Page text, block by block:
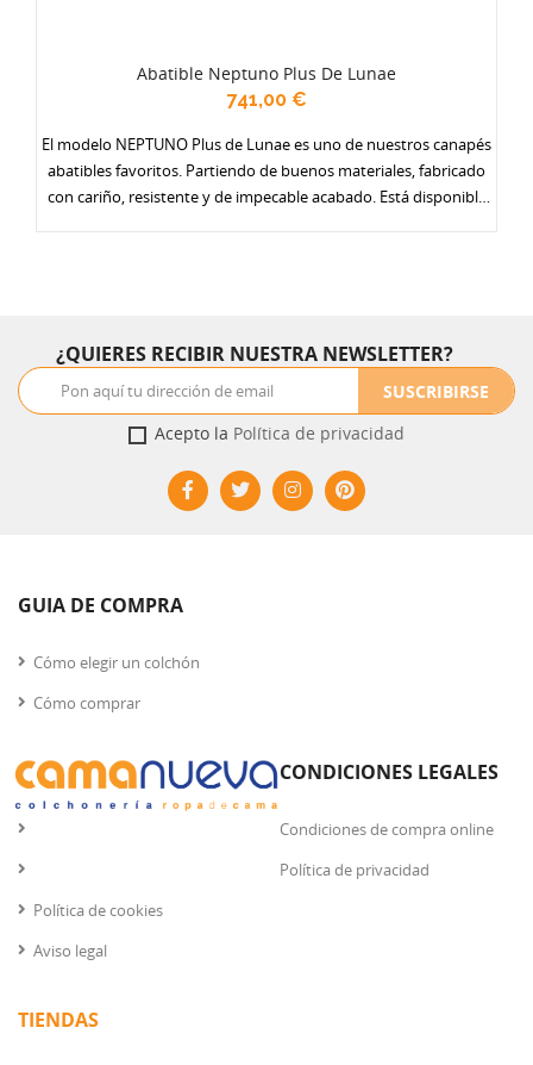
Abatible Neptuno Plus De Lunae
741,00 €
El modelo NEPTUNO Plus de Lunae es uno de nuestros canapés
abatibles favoritos. Partiendo de buenos materiales, fabricado
con cariño, resistente y de impecable acabado. Está disponible
¿QUIERES RECIBIR NUESTRA NEWSLETTER?
SUSCRIBIRSE
Acepto la Política de privacidad
GUIA DE COMPRA
Cómo elegir un colchón
Cómo comprar
CONDICIONES LEGALES
Condiciones de compra online
Política de privacidad
Política de cookies
Aviso legal
TIENDAS